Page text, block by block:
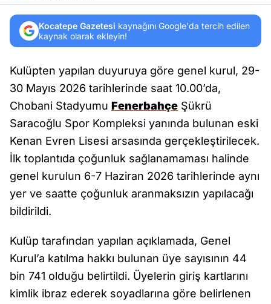
Kocatepe Gazetesi kaynağını Google'da tercih edilen
kaynak olarak ekleyin!
Kulüpten yapılan duyuruya göre genel kurul, 29-
30 Mayıs 2026 tarihlerinde saat 10.00’da,
Chobani Stadyumu Fenerbahçe Şükrü
Saracoğlu Spor Kompleksi yanında bulunan eski
Kenan Evren Lisesi arsasında gerçekleştirilecek.
İlk toplantıda çoğunluk sağlanamaması halinde
genel kurulun 6-7 Haziran 2026 tarihlerinde aynı
yer ve saatte çoğunluk aranmaksızın yapılacağı
bildirildi.
Kulüp tarafından yapılan açıklamada, Genel
Kurul’a katılma hakkı bulunan üye sayısının 44
bin 741 olduğu belirtildi. Üyelerin giriş kartlarını
kimlik ibraz ederek soyadlarına göre belirlenen